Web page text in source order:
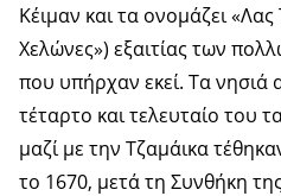
Κέιμαν και τα ονομάζει
Χελώνες») εξαιτίας των
που υπήρχαν εκεί. Τα νησιά
τέταρτο και τελευταίο του
μαζί με την Τζαμάικα
το 1670, μετά τη Συνθήκη